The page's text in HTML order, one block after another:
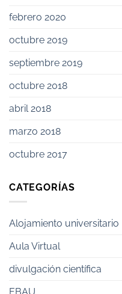
febrero 2020
octubre 2019
septiembre 2019
octubre 2018
abril 2018
marzo 2018
octubre 2017
CATEGORÍAS
Alojamiento universitario
Aula Virtual
divulgación científica